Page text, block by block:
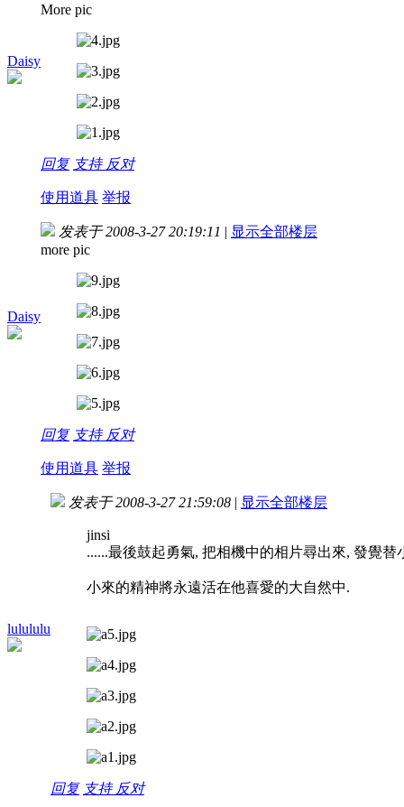
Daisy
More pic
回复 支持 反对
使用道具 举报
Daisy
发表于 2008-3-27 20:19:11 | 显示全部楼层
more pic
回复 支持 反对
使用道具 举报
lulululu
发表于 2008-3-27 21:59:08 | 显示全部楼层
jinsi
......最後鼓起勇氣, 把相機中的相片尋出來, 發覺
小來的精神將永遠活在他喜愛的大自然中.
回复 支持 反对